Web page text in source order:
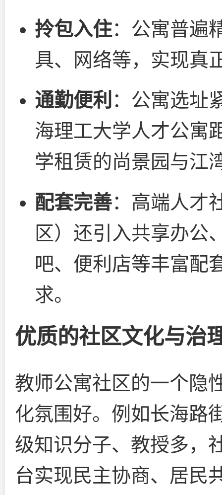
拎包入住：公寓普遍
具、网络等，实现真
通勤便利 ：公寓选址
海理工大学人才公寓
学租赁的尚景园与江
配套完善：高端人才
区）还引入共享办公
吧、便利店等丰富配
求。
优质的社区文化与治
教师公寓社区的一个隐
化氛围好。例如长海路
级知识分子、教授多，
台实现民主协商、居民